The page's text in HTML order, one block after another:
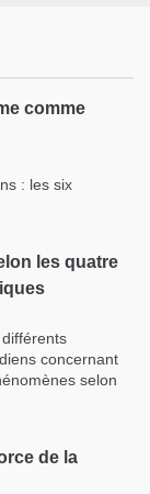
comme
: les six
les quatre
concernant
selon
de la